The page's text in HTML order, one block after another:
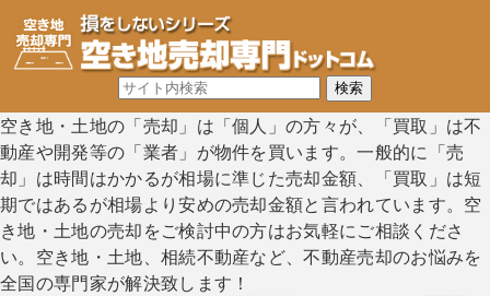
空き地・土地の「売却」は「個人」の方々が、「買取」は不
動産や開発等の「業者」が物件を買います。一般的に「売
却」は時間はかかるが相場に準じた売却金額、「買取」は短
期ではあるが相場より安めの売却金額と言われています。空
き地・土地の売却をご検討中の方はお気軽にご相談くださ
い。空き地・土地、相続不動産など、不動産売却のお悩みを
全国の専門家が解決致します！